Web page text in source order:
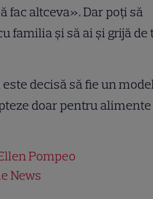
fac altceva». Dar poţi să
familia şi să ai şi grijă de
decisă să fie un
doar pentru alimente
Pompeo
News